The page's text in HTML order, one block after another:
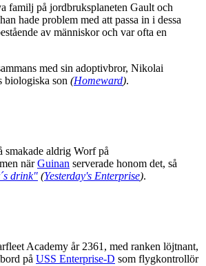
familj på jordbruksplaneten Gault och
hade problem med att passa in i dessa
av människor och var ofta en
med sin adoptivbror, Nikolai
biologiska son (Homeward).
smakade aldrig Worf på
närGuinan serverade honom det, så
drink" (Yesterday's Enterprise).
Academy år 2361, med ranken löjtnant,
på USS Enterprise-D som flygkontrollör